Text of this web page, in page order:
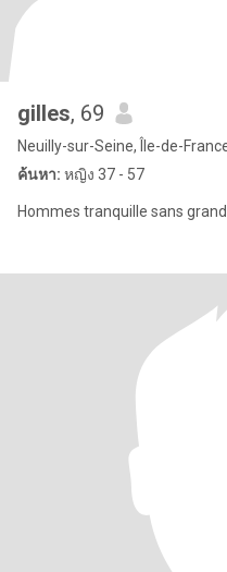
gilles, 69
Neuilly-sur-Seine, Île-de-
ค้นหา: หญิง 37 - 57
Hommes tranquille sans